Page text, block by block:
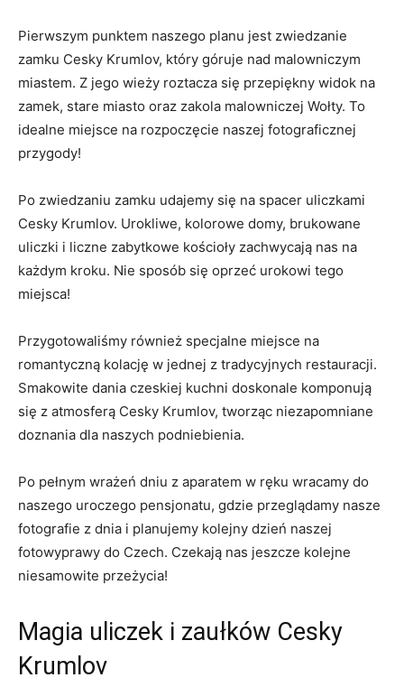
Pierwszym ⁤punktem⁣ naszego planu⁤ jest zwiedzanie
zamku ⁣Cesky ‍Krumlov, który ⁤góruje nad malowniczym
miastem. Z jego⁤ wieży roztacza się przepiękny ‍widok na
zamek, stare ⁣miasto‌ oraz zakola malowniczej Wołty. To
idealne ‍miejsce na rozpoczęcie naszej fotograficznej⁣
przygody!
Po‍ zwiedzaniu zamku‍ udajemy ‌się na spacer uliczkami⁢
Cesky⁣ Krumlov. Urokliwe, kolorowe​ domy, brukowane
uliczki i liczne ‌zabytkowe kościoły zachwycają nas na‍
każdym kroku. ⁢Nie sposób się oprzeć urokowi tego
miejsca!
Przygotowaliśmy również‍ specjalne miejsce na
romantyczną kolację⁤ w jednej z ⁢tradycyjnych⁤ restauracji.
Smakowite ⁢dania czeskiej kuchni doskonale komponują
się z ‌atmosferą Cesky Krumlov, tworząc niezapomniane
doznania ⁢dla naszych podniebienia.
Po​ pełnym wrażeń dniu⁢ z aparatem w ⁤ręku ⁣wracamy do
naszego uroczego pensjonatu, gdzie przeglądamy ‌nasze
fotografie ‍z dnia i planujemy kolejny‌ dzień naszej
fotowyprawy do Czech. ‌Czekają nas jeszcze kolejne
⁤niesamowite przeżycia!
Magia uliczek i zaułków‌ Cesky
Krumlov